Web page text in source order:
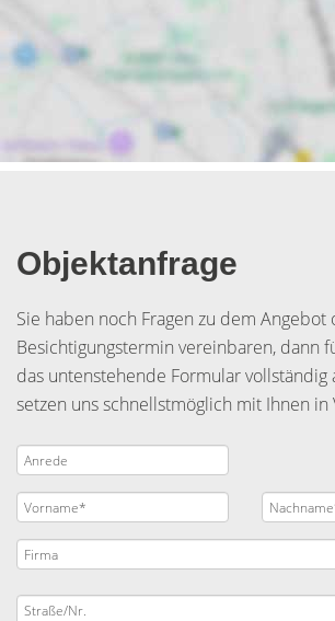
Objektanfrage
Sie haben noch Fragen zu dem
Besichtigungstermin vereinbaren, dann
das untenstehende Formular vollständig
setzen uns schnellstmöglich mit Ihnen in